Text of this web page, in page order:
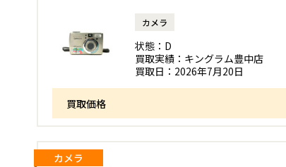
カメラ
状態： D
買取実績： キングラム豊中店
買取日： 2026年7月20日
買取価格
カメラ